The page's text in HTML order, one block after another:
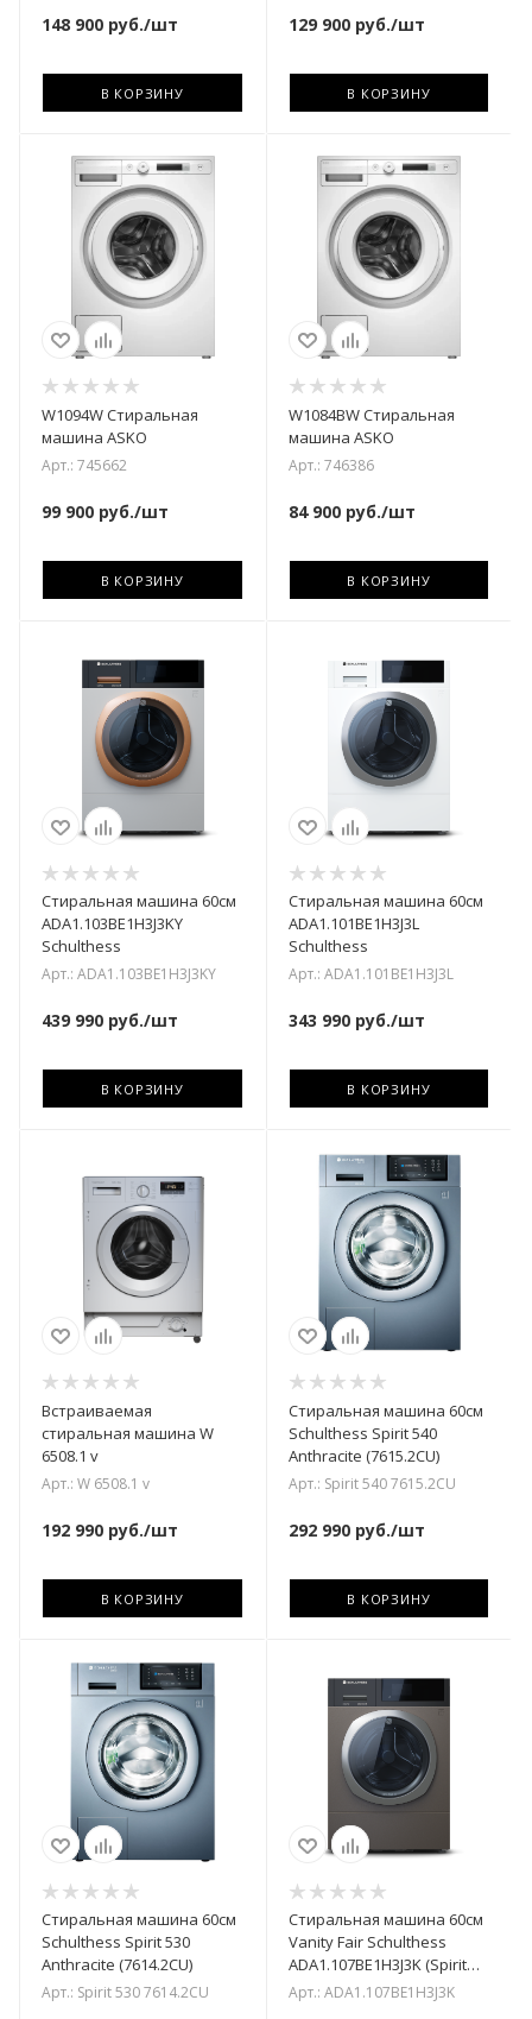
148 900 руб./шт
В КОРЗИНУ
129 900руб./шт
В КОРЗИНУ
W1094W Стиральная
машина ASKO
Арт.: 745662
99 900 руб./шт
В КОРЗИНУ
W1084BW Стиральная
машина ASKO
Арт.: 746386
84 900руб./шт
В КОРЗИНУ
Стиральная машина 60см
ADA1.103BE1H3J3KY
Schulthess
Арт.: ADA1.103BE1H3J3KY
439 990 руб./шт
В КОРЗИНУ
Стиральная машина 60см
ADA1.101BE1H3J3L
Schulthess
Арт.: ADA1.101BE1H3J3L
343 990руб./шт
В КОРЗИНУ
Встраиваемая
стиральная машина W
6508.1 v
Арт.: W 6508.1 v
192 990 руб./шт
В КОРЗИНУ
Стиральная машина 60см
Schulthess Spirit 540
Anthracite (7615.2CU)
Арт.: Spirit 540 7615.2CU
292 990руб./шт
В КОРЗИНУ
Стиральная машина 60см
Schulthess Spirit 530
Anthracite (7614.2CU)
Арт.: Spirit 530 7614.2CU
Стиральная машина 60см
Vanity Fair Schulthess
ADA1.107BE1H3J3K (Spirit
540)
Арт.: ADA1.107BE1H3J3K